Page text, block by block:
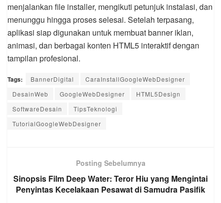
menjalankan file installer, mengikuti petunjuk instalasi, dan
menunggu hingga proses selesai. Setelah terpasang,
aplikasi siap digunakan untuk membuat banner iklan,
animasi, dan berbagai konten HTML5 interaktif dengan
tampilan profesional.
Tags: BannerDigital
CaraInstallGoogleWebDesigner
DesainWeb
GoogleWebDesigner
HTML5Design
SoftwareDesain
TipsTeknologi
TutorialGoogleWebDesigner
Posting Sebelumnya
Sinopsis Film Deep Water: Teror Hiu yang Mengintai
Penyintas Kecelakaan Pesawat di Samudra Pasifik